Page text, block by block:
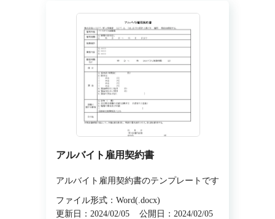
アルバイト雇用契約書
アルバイト雇用契約書のテンプレートです
ファイル形式：Word(.docx)
更新日：2024/02/05
公開日：2024/02/05